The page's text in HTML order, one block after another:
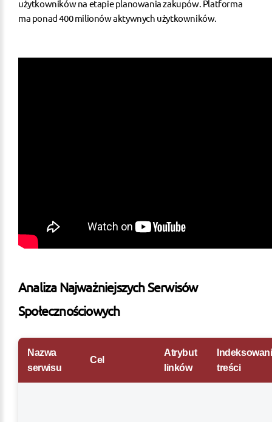
użytkowników na etapie planowania zakupów. Platforma
ma ponad 400 milionów aktywnych użytkowników.
Analiza Najważniejszych Serwisów
Społecznościowych
Nazwa
serwisu
Cel
Atrybut
linków
treści